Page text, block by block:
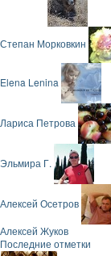
Степан Морковкин
Elena Lenina
Лариса Петрова
Эльмира Г.
Алексей Осетров
Алексей Жуков
Последние отметки